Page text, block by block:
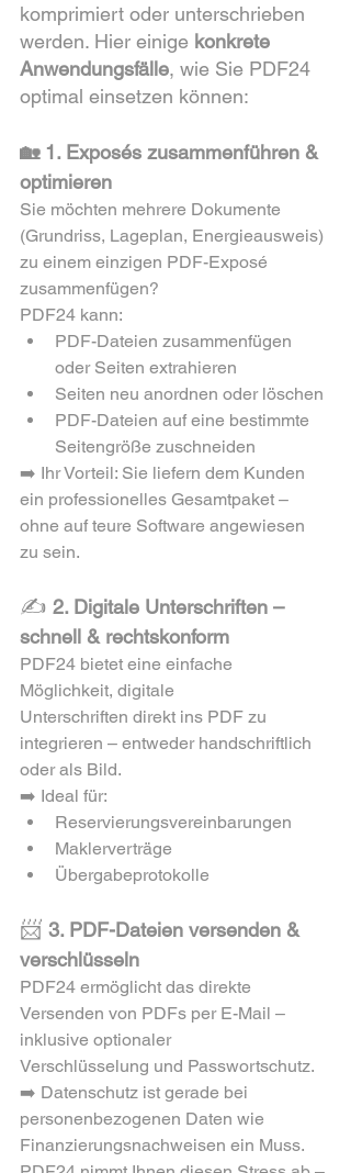
komprimiert oder unterschrieben
werden. Hier einige konkrete
Anwendungsfälle, wie Sie PDF24
optimal einsetzen können:
🏡 1. Exposés zusammenführen &
optimieren
Sie möchten mehrere Dokumente
(Grundriss, Lageplan, Energieausweis)
zu einem einzigen PDF-Exposé
zusammenfügen?
PDF24 kann:
PDF-Dateien zusammenfügen
oder Seiten extrahieren
Seiten neu anordnen oder löschen
PDF-Dateien auf eine bestimmte
Seitengröße zuschneiden
➡️ Ihr Vorteil: Sie liefern dem Kunden
ein professionelles Gesamtpaket –
ohne auf teure Software angewiesen
zu sein.
✍️ 2. Digitale Unterschriften –
schnell & rechtskonform
PDF24 bietet eine einfache
Möglichkeit, digitale
Unterschriften direkt ins PDF zu
integrieren – entweder handschriftlich
oder als Bild.
➡️ Ideal für:
Reservierungsvereinbarungen
Maklerverträge
Übergabeprotokolle
📨 3. PDF-Dateien versenden &
verschlüsseln
PDF24 ermöglicht das direkte
Versenden von PDFs per E-Mail –
inklusive optionaler
Verschlüsselung und Passwortschutz.
➡️ Datenschutz ist gerade bei
personenbezogenen Daten wie
Finanzierungsnachweisen ein Muss.